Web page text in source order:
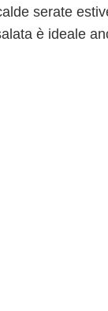
serate
è ideale